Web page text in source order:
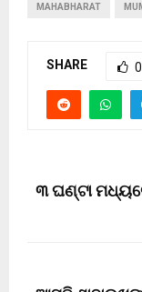
MAHABHARAT
SHARE 0
୩ ଘଣ୍ଟା